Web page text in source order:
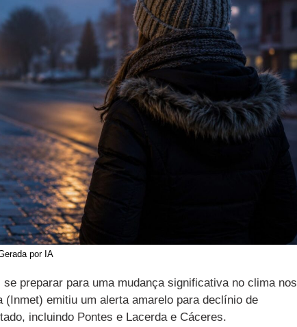
por IA
preparar para uma mudança significativa no clima nos
emitiu um alerta amarelo para declínio de
incluindo Pontes e Lacerda e Cáceres.